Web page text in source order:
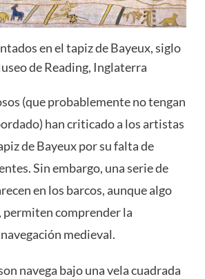
en el tapiz de Bayeux, siglo
de Reading, Inglaterra
(que probablemente no tengan
han criticado a los artistas
de Bayeux por su falta de
Sin embargo, una serie de
en los barcos, aunque algo
comprender la
medieval.
navega bajo una vela cuadrada